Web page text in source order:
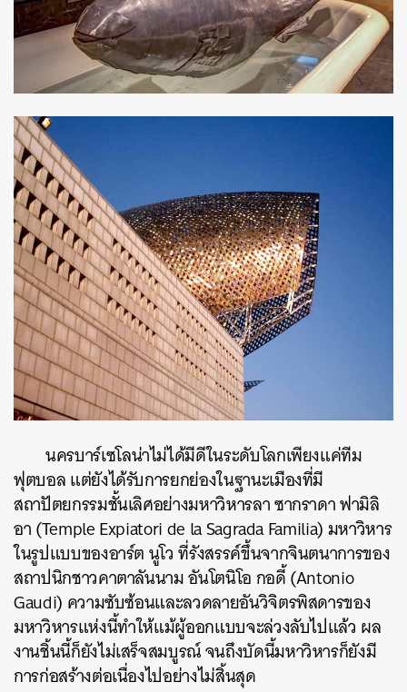
นครบาร์เซโลน่าไม่ได้มีดีในระดับโลกเพียงแค่ทีม
ฟุตบอลแต่ยังได้รับการยกย่องในฐานะเมืองที่มี
สถาปัตยกรรมชั้นเลิศอย่างมหาวิหารลาซากราดาฟามิลิ
อา(Temple Expiatori de la Sagrada Familia)มหาวิหาร
ในรูปแบบของอาร์ตนูโวที่รังสรรค์ขึ้นจากจินตนาการของ
สถาปนิกชาวคาตาลันนามอันโตนิโอกอดี้(Antonio
Gaudi) ความซับซ้อนและลวดลายอันวิจิตรพิสดารของ
มหาวิหารแห่งนี้ทำให้แม้ผู้ออกแบบจะล่วงลับไปแล้ว ผล
งานชิ้นนี้ก็ยังไม่เสร็จสมบูรณ์จนถึงบัดนี้มหาวิหารก็ยังมี
การก่อสร้างต่อเนื่องไปอย่างไม่สิ้นสุด